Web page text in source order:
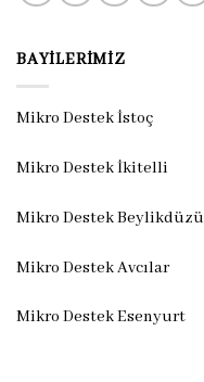
BAYILERIMIZ
Mikro Destek İstoç
Mikro Destek İkitelli
Mikro Destek Beylikdüzü
Mikro Destek Avcılar
Mikro Destek Esenyurt